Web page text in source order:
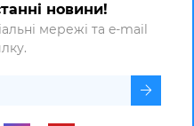
новини!
мережі та e-mail